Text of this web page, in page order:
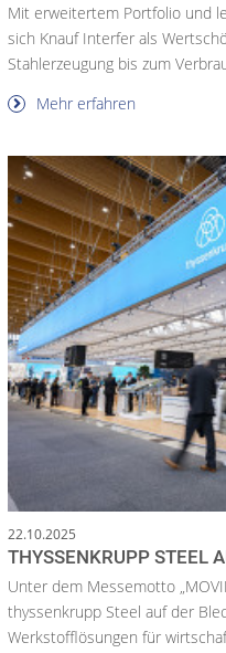
Mit erweitertem Portfolio und
sich Knauf Interfer als
Stahlerzeugung bis zum
Mehr erfahren
22.10.2025
THYSSENKRUPP STEEL
Unter dem Messemotto
thyssenkrupp Steel auf der
Werkstofflösungen für